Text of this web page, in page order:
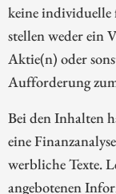
keine individuelle
stellen weder ein
Aktie(n) oder
Aufforderung
Bei den Inhalten
eine
werbliche Texte.
angebotenen